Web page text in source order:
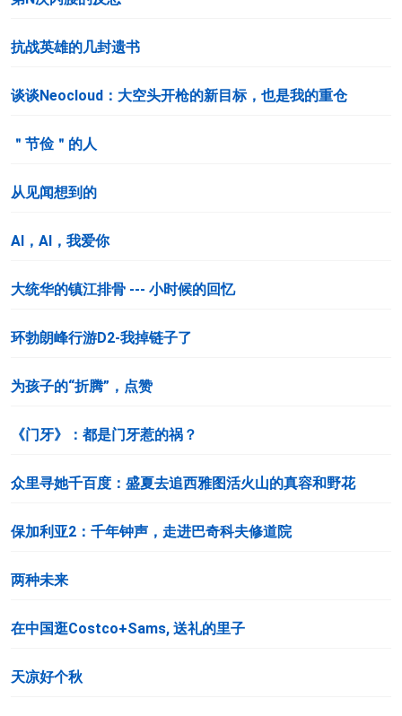
抗战英雄的几封遗书
谈谈Neocloud：大空头开枪的新目标，也是我的重仓
＂节俭＂的人
从见闻想到的
Al，Al，我爱你
大统华的镇江排骨 --- 小时候的回忆
环勃朗峰行游D2-我掉链子了
为孩子的“折腾”，点赞
《门牙》：都是门牙惹的祸？
众里寻她千百度：盛夏去追西雅图活火山的真容和野花
保加利亚2：千年钟声，走进巴奇科夫修道院
两种未来
在中国逛Costco+Sams, 送礼的里子
天凉好个秋